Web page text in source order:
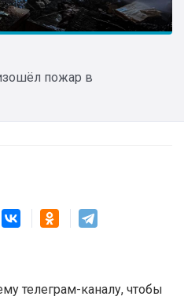
пожар в
телеграм-каналу, чтобы